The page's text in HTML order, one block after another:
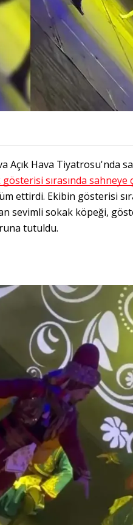
Açık Hava Tiyatrosu'nda
sırasında sahneye
ettirdi. Ekibin gösterisi
sevimli sokak köpeği,
tutuldu.